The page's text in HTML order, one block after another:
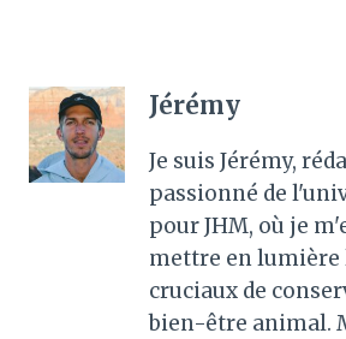
Jérémy
Je suis Jérémy,
passionné de
pour JHM, où je
mettre en lumière
cruciaux de
bien-être animal.